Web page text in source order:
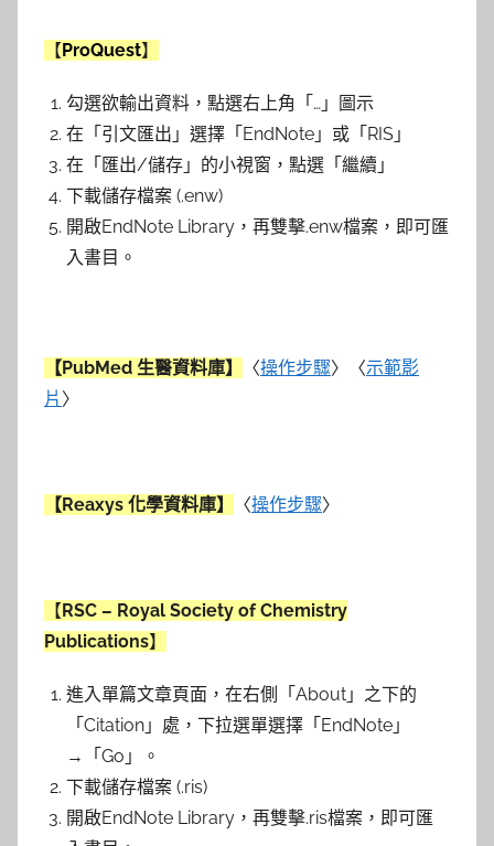
【 ProQuest】
勾選欲輸出資料，點選右上角「…」圖示
在「引文匯出」選擇「EndNote」或「RIS」
在「匯出/儲存」的小視窗，點選「繼續」
下載儲存檔案 (.enw)
開啟EndNote Library，再雙擊.enw檔案，即可匯
入書目。
【PubMed 生醫資料庫】 〈操作步驟〉〈示範影
片 〉
【Reaxys 化學資料庫】 〈操作步驟〉
【 RSC – Royal Society of Chemistry
Publications】
進入單篇文章頁面，在右側「About」之下的
「Citation」處，下拉選單選擇「EndNote」
→「Go」。
下載儲存檔案 (.ris)
開啟EndNote Library，再雙擊.ris檔案，即可匯